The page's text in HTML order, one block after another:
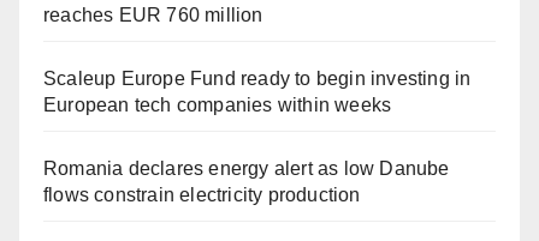
reaches EUR 760 million
Scaleup Europe Fund ready to begin investing in
European tech companies within weeks
Romania declares energy alert as low Danube
flows constrain electricity production